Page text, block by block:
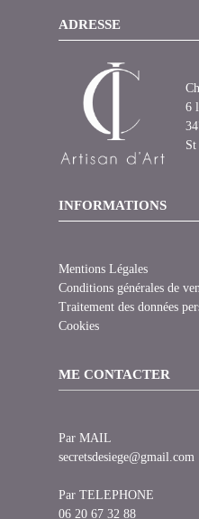
ADRESSE
6
INFORMATIONS
Mentions Légales
Conditions générales de
Traitement des données
Cookies
ME CONTACTER
Par MAIL
secretsdesiege@gmail.com
Par TELEPHONE
06 20 67 32 88